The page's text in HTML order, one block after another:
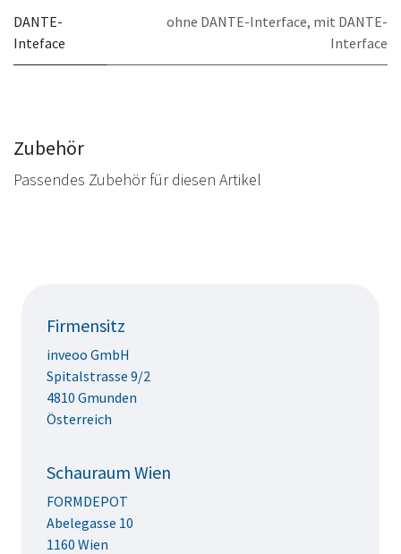
DANTE-
Inteface
ohne DANTE-Interface, mit DANTE-
Interface
Zubehör
Passendes Zubehör für diesen Artikel
Firmensitz
inveoo GmbH
Spitalstrasse 9/2
4810 Gmunden
Österreich
Schauraum Wien
FORMDEPOT
Abelegasse 10
1160 Wien